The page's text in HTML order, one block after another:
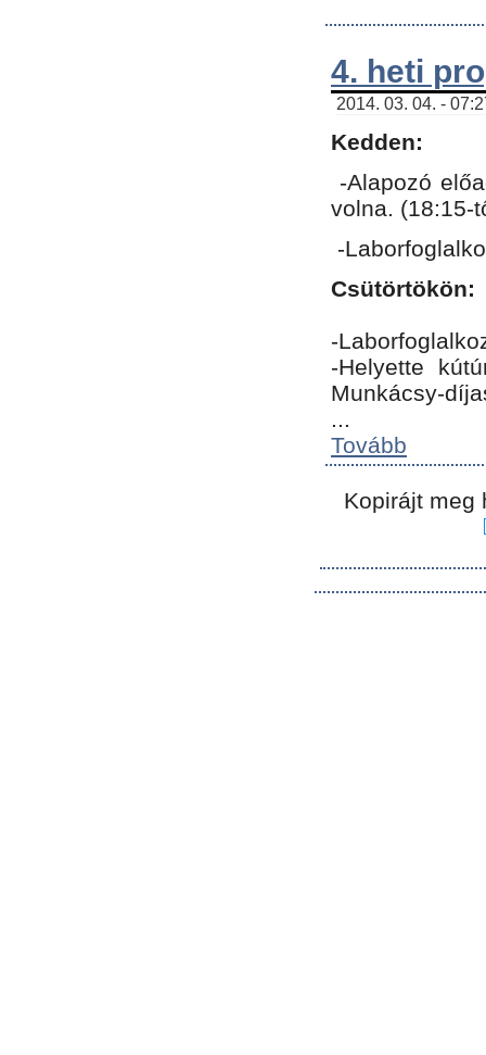
4. heti
2014. 03. 04. -
Kedden:
-Alapozó
volna. (18:15-
-
Csütörtökön:
-
-Helyette
Munkácsy-
...
Tovább
Kopirájt meg